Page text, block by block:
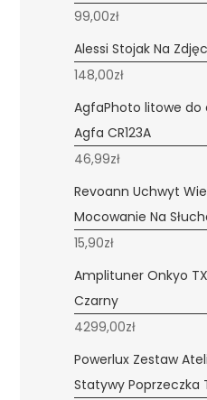
99,00zł
Alessi Stojak Na
148,00zł
AgfaPhoto litowe
Agfa CR123A
46,99zł
Revoann Uchwyt
Mocowanie Na
15,90zł
Amplituner Onkyo
Czarny
4299,00zł
Powerlux Zestaw
Statywy Poprzeczka